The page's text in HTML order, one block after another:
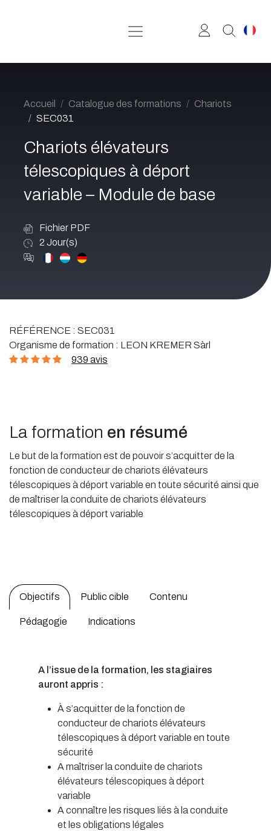
Accueil Catalogue des formations
Chariots
SEC031
Chariots élévateurs
télescopiques à déport
variable – Module de base
Fichier PDF
2 Jour(s)
RÉFÉRENCE : SEC031
Organisme de formation : LEON KREMER Sàrl
939 avis
La formation en résumé
Le but de la formation est de pouvoir s’acquitter de la
fonction de conducteur de chariots élévateurs
télescopiques à déport variable en toute sécurité ainsi que
de maîtriser la conduite de chariots élévateurs
télescopiques à déport variable
Objectifs Public cible Contenu
Pédagogie Indications
A l’issue de la formation, les stagiaires
auront appris :
À s’acquitter de la fonction de
conducteur de chariots élévateurs
télescopiques à déport variable en toute
sécurité
A maîtriser la conduite de chariots
élévateurs télescopiques à déport
variable
A connaître les risques liés à la conduite
et les obligations légales